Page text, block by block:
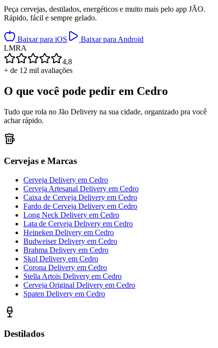
Peça cervejas, destilados, energéticos e muito mais pelo app JÃO.
Rápido, fácil e sempre gelado.
Baixar para iOS
Baixar para Android
LMRA
4,8
+ de 12 mil avaliações
O que você pode pedir em Cedro
Tudo que rola no Jão Delivery na sua cidade, organizado pra você
achar rápido.
Cervejas e Marcas
Cerveja Delivery em Cedro
Cerveja Artesanal Delivery em Cedro
Caixa de Cerveja Delivery em Cedro
Fardo de Cerveja Delivery em Cedro
Long Neck Delivery em Cedro
Lata de Cerveja Delivery em Cedro
Heineken Delivery em Cedro
Budweiser Delivery em Cedro
Brahma Delivery em Cedro
Skol Delivery em Cedro
Corona Delivery em Cedro
Stella Artois Delivery em Cedro
Cerveja Original Delivery em Cedro
Spaten Delivery em Cedro
Destilados